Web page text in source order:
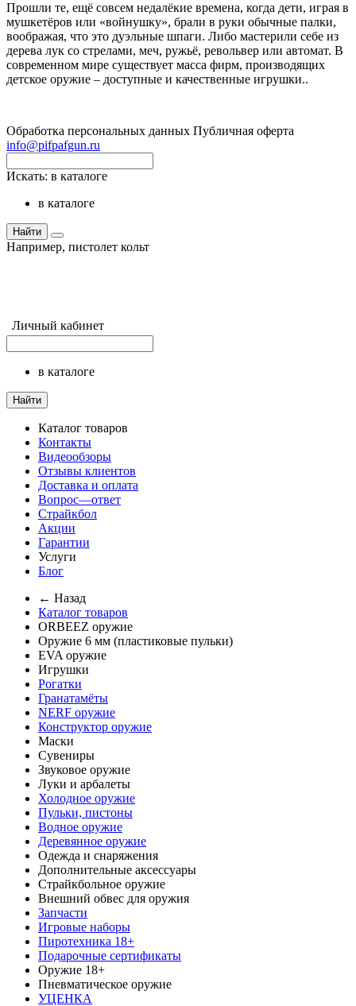
Прошли те, ещё совсем недалёкие времена, когда дети, играя в
мушкетёров или «войнушку», брали в руки обычные палки,
воображая, что это дуэльные шпаги. Либо мастерили себе из
дерева лук со стрелами, меч, ружьё, револьвер или автомат. В
современном мире существует масса фирм, производящих
детское оружие – доступные и качественные игрушки..
Обработка персональных данных Публичная оферта
info@pifpafgun.ru
Искать: в каталоге
в каталоге
Найти
Например, пистолет кольт
Личный кабинет
в каталоге
Найти
Каталог товаров
Контакты
Видеообзоры
Отзывы клиентов
Доставка и оплата
Вопрос—ответ
Страйкбол
Акции
Гарантии
Услуги
Блог
← Назад
Каталог товаров
ORBEEZ оружие
Оружие 6 мм (пластиковые пульки)
EVA оружие
Игрушки
Рогатки
Гранатамёты
NERF оружие
Конструктор оружие
Маски
Сувениры
Звуковое оружие
Луки и арбалеты
Холодное оружие
Пульки, пистоны
Водное оружие
Деревянное оружие
Одежда и снаряжения
Дополнительные аксессуары
Страйкбольное оружие
Внешний обвес для оружия
Запчасти
Игровые наборы
Пиротехника 18+
Подарочные сертификаты
Оружие 18+
Пневматическое оружие
УЦЕНКА